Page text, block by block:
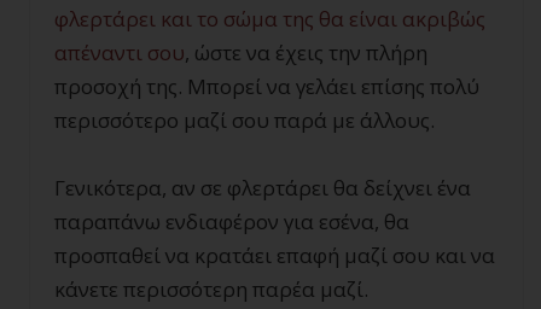
φλερτάρει και το σώμα της θα είναι ακριβώς
απέναντι σου, ώστε να έχεις την πλήρη
προσοχή της. Μπορεί να γελάει επίσης πολύ
περισσότερο μαζί σου παρά με άλλους.
Γενικότερα, αν σε φλερτάρει θα δείχνει ένα
παραπάνω ενδιαφέρον για εσένα, θα
προσπαθεί να κρατάει επαφή μαζί σου και να
κάνετε περισσότερη παρέα μαζί.